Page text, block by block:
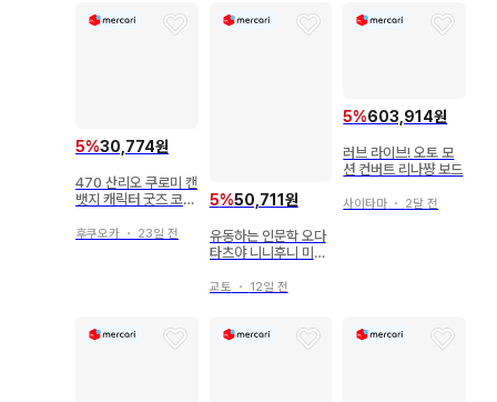
5%30,774원
470 산리오 쿠로미 캔
뱃지 캐릭터 굿즈 코야
후쿠오카 ・ 23일 전
5%50,711원
유동하는 인문학 오다
타츠야 니니후니 미나
기 호류의 복수 논리
교토 ・ 12일 전
5%603,914원
러브 라이브! 오토 모
션 컨버트 리나쨩 보드
사이타마 ・ 2달 전